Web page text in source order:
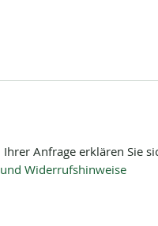
Anfrage erklären Sie
Widerrufshinweise